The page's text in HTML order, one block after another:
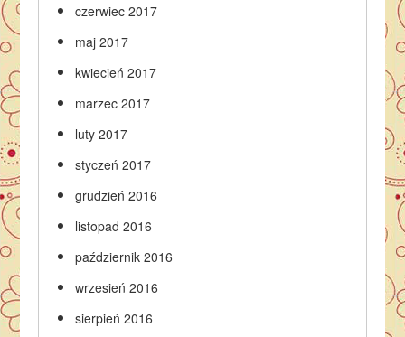
czerwiec 2017
maj 2017
kwiecień 2017
marzec 2017
luty 2017
styczeń 2017
grudzień 2016
listopad 2016
październik 2016
wrzesień 2016
sierpień 2016